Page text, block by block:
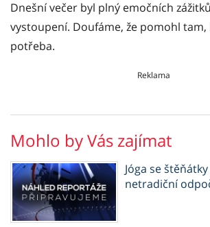
Dnešní večer byl plný emočních
vystoupení. Doufáme, že pomohl tam,
potřeba.
Reklama
Mohlo by Vás zajímat
Jóga se
netradiční